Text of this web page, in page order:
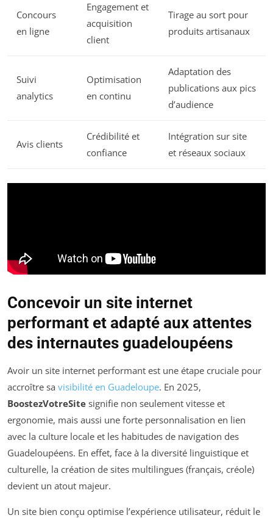
Concours
en ligne
Engagement et
acquisition
client
Tirage au sort pour
produits artisanaux
Suivi
analytics
Optimisation
en continu
Adaptation des
publications aux pics
d’audience
Avis clients
Crédibilité et
confiance
Intégration sur site
et réseaux sociaux
Concevoir un site internet
performant et adapté aux attentes
des internautes guadeloupéens
Avoir un site internet performant est une étape cruciale pour
accroître sa visibilité en Guadeloupe. En 2025,
BoostezVotreSite signifie non seulement vitesse et
ergonomie, mais aussi une forte personnalisation en lien
avec la culture locale et les habitudes de navigation des
Guadeloupéens. En effet, face à la diversité linguistique et
culturelle, la création de sites multilingues (français, créole)
devient un atout majeur.
Un site bien conçu optimise l’expérience utilisateur, réduit le